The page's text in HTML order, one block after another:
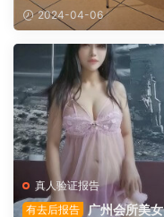
理)会所
2024-04-06
真人验证报告
有去后报告 广州会所美女